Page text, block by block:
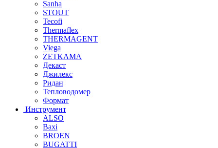
Sanha
STOUT
Tecofi
Thermaflex
THERMAGENT
Viega
ZETKAMA
Декаст
Джилекс
Ридан
Тепловодомер
Формат
Инструмент
ALSO
Baxi
BROEN
BUGATTI